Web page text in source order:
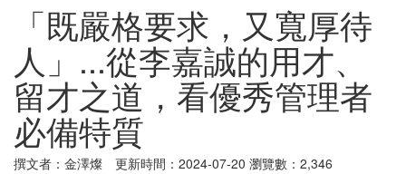
「既嚴格要求，又寬厚待
人」...從李嘉誠的用才、
留才之道，看優秀管理者
必備特質
撰文者：金澤燦 更新時間：2024-07-20 瀏覽數：2,346